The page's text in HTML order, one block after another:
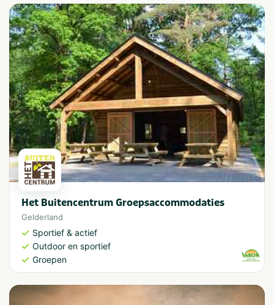
Het Buitencentrum Groepsaccommodaties
Gelderland
Sportief & actief
Outdoor en sportief
Groepen